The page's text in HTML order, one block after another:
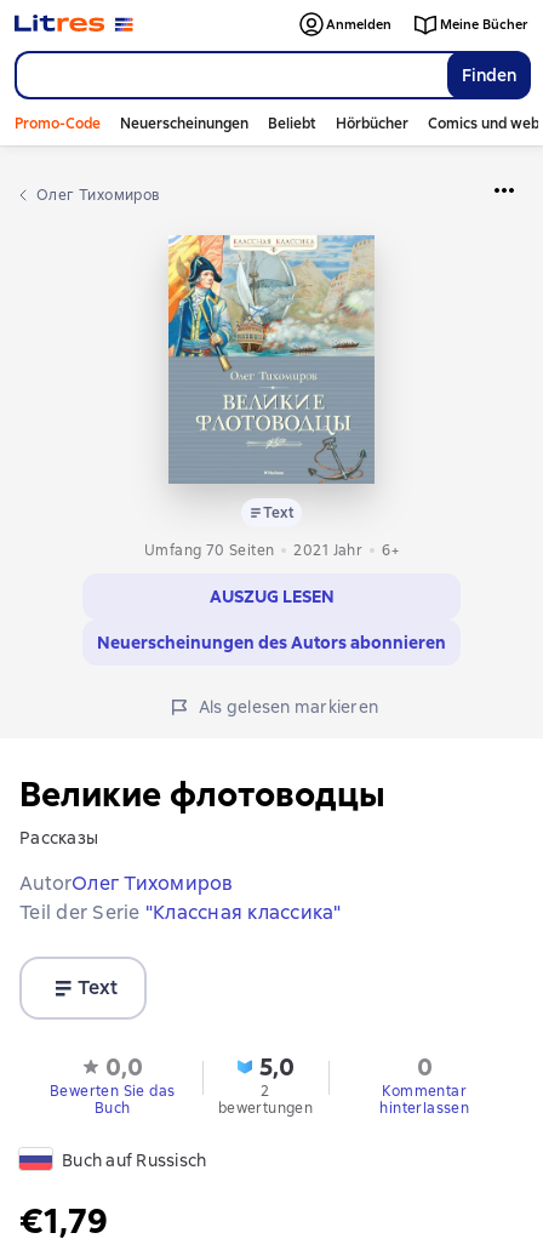
Finden
Anmelden Meine Bücher
Promo-Code Neuerscheinungen Beliebt Hörbücher Comics und
Олег Тихомиров
Text
Umfang 70 Seiten
2021 Jahr 6+
AUSZUG LESEN
Neuerscheinungen des Autors abonnieren
Als gelesen markieren
Великие флотоводцы
Рассказы
AutorОлег Тихомиров
Teil der Serie "Классная классика"
Text
0,0
Bewerten Sie das
Buch
5,0
2
bewertungen
0
Kommentar
hinterlassen
Buch auf Russisch
€1,79